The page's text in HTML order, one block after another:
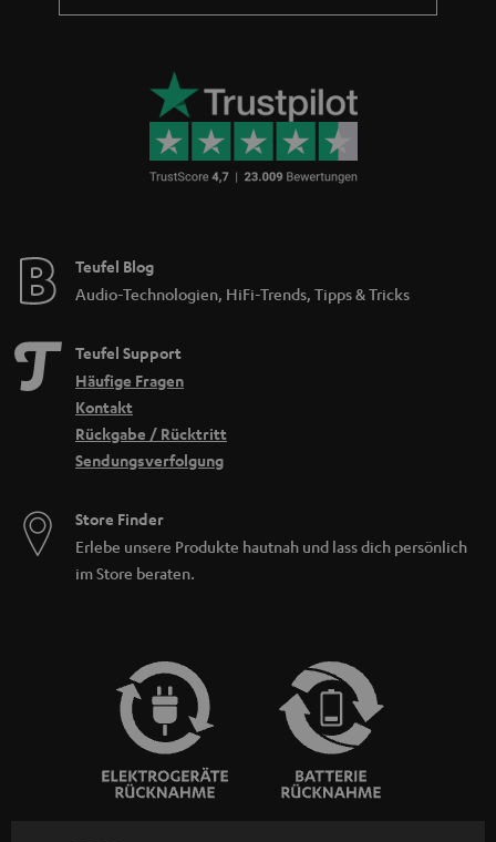
Teufel Blog
Audio-Technologien, HiFi-Trends, Tipps & Tricks
Teufel Support
Häufige Fragen
Kontakt
Rückgabe / Rücktritt
Sendungsverfolgung
Store Finder
Erlebe unsere Produkte hautnah und lass dich persönlich
im Store beraten.